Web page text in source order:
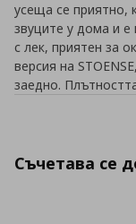
усеща се приятно,
звуците у дома и
с лек, приятен за
версия на
заедно.
Съчетава се